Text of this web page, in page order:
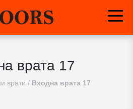
врата 17
врати / Входна врата 17